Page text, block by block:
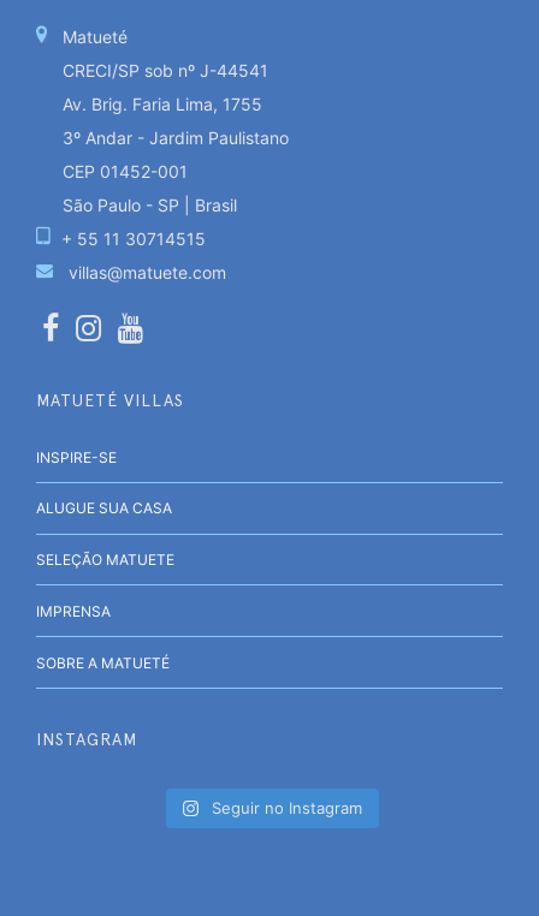
Matueté
CRECI/SP sob nº J-44541
Av. Brig. Faria Lima, 1755
3º Andar - Jardim Paulistano
CEP 01452-001
São Paulo - SP | Brasil
+ 55 11 30714515
villas@matuete.com
MATUETÉ VILLAS
INSPIRE-SE
ALUGUE SUA CASA
SELEÇÃO MATUETE
IMPRENSA
SOBRE A MATUETÉ
INSTAGRAM
Seguir no Instagram